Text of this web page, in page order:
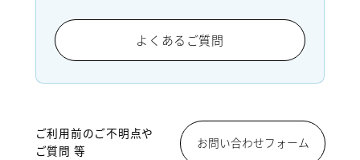
よくあるご質問
ご利用前のご不明点や
ご質問 等
お問い合わせフォーム